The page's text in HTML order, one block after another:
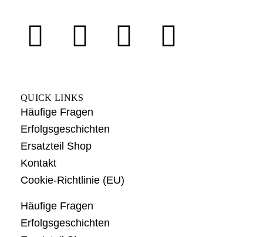
QUICK LINKS
Häufige Fragen
Erfolgsgeschichten
Ersatzteil Shop
Kontakt
Cookie-Richtlinie (EU)
Häufige Fragen
Erfolgsgeschichten